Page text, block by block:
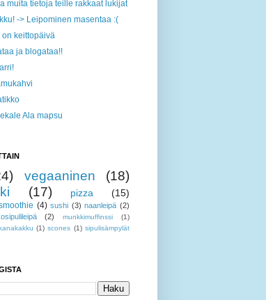
muita tietoja teille rakkaat lukijat
-> Leipominen masentaa :(
on keittopäivä
ja blogataa!!
Ala mapsu
vegaaninen
(18)
(17) pizza (15)
(4) sushi (3) naanleipä (2)
(2) munkkimuffinssi
(1)
(1) scones (1) sipulisämpylät